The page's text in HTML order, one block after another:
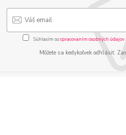
Súhlasím sospracovaním osobných údajov
Môžete sa kedykoľvek odhlásiť.